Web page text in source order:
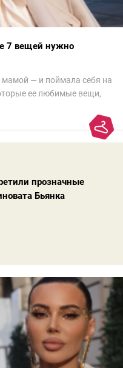
7 вещей нужно
— и поймала себя на
ее любимые вещи,
том, что они вышли из
сама мода сделала шаг
прозначные
Бьянка